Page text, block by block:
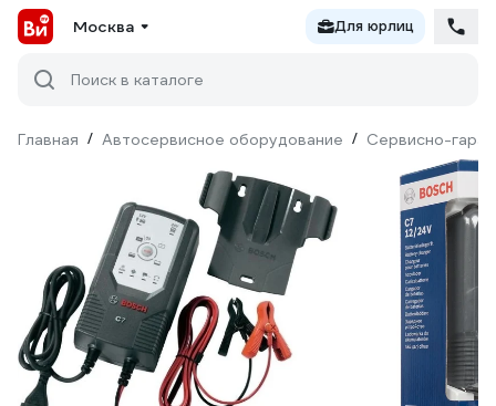
Москва Для юрлиц
Поиск в каталоге
Главная / Автосервисное оборудование / Сервисно-